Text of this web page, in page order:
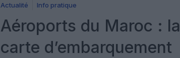
Actualité Info pratique
Aéroports du Maroc : la
carte d’embarquement